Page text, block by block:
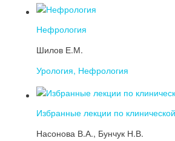
Нефрология
Шилов Е.М.
Урология, Нефрология
Избранные лекции по
Насонова В.А., Бунчук Н.В.